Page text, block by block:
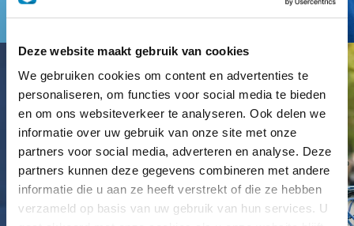
Deze website maakt gebruik van cookies
We gebruiken cookies om content en advertenties te
personaliseren, om functies voor social media te bieden
en om ons websiteverkeer te analyseren. Ook delen we
informatie over uw gebruik van onze site met onze
partners voor social media, adverteren en analyse. Deze
partners kunnen deze gegevens combineren met andere
informatie die u aan ze heeft verstrekt of die ze hebben
verzameld op basis van uw gebruik van hun services. U